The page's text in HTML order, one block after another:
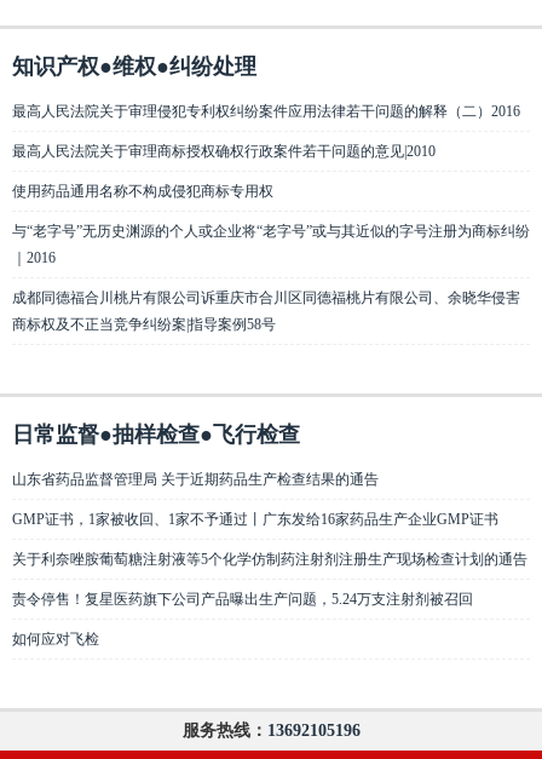
知识产权●维权●纠纷处理
最高人民法院关于审理侵犯专利权纠纷案件应用法律若干问题的解释（二）2016
最高人民法院关于审理商标授权确权行政案件若干问题的意见|2010
使用药品通用名称不构成侵犯商标专用权
与“老字号”无历史渊源的个人或企业将“老字号”或与其近似的字号注册为商标纠纷
｜2016
成都同德福合川桃片有限公司诉重庆市合川区同德福桃片有限公司、余晓华侵害
商标权及不正当竞争纠纷案|指导案例58号
日常监督●抽样检查●飞行检查
山东省药品监督管理局 关于近期药品生产检查结果的通告
GMP证书，1家被收回、1家不予通过丨广东发给16家药品生产企业GMP证书
关于利奈唑胺葡萄糖注射液等5个化学仿制药注射剂注册生产现场检查计划的通告
责令停售！复星医药旗下公司产品曝出生产问题，5.24万支注射剂被召回
如何应对飞检
服务热线： 13692105196